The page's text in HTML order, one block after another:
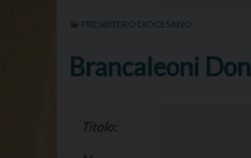
PRESBITERO DIOCESANO
Brancaleoni
Titolo: